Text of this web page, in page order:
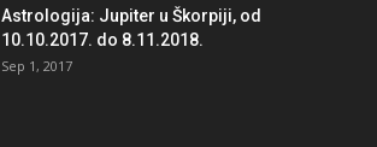
Astrologija: Jupiter u Škorpiji, od
10.10.2017. do 8.11.2018.
Sep 1, 2017